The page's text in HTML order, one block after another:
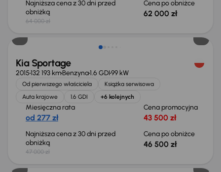
Najniższa cena z 30 dni przed
obniżką
64 000 zł
Cena po obniżce
62 000 zł
Taniej o 500 zł
Kia Sportage
2015132 193 kmBenzyna1.6 GDI99 kW
Od pierwszego właściciela
Książka serwisowa
Auta krajowe
1.6 GDI +6 kolejnych
Miesięczna rata
od 277 zł
Cena promocyjna
43 500 zł
Najniższa cena z 30 dni przed
obniżką
47 000 zł
Cena po obniżce
46 500 zł
Taniej o 1 000 zł